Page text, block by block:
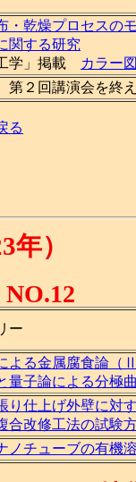
・乾燥プロセスの
関する研究
学」掲載
カラー
第２回講演会を終
る
年）
NO.12
ー
よる金属腐食論（
量子論による分極
り仕上げ外壁に対
合改修工法の試験
ノチューブの有機